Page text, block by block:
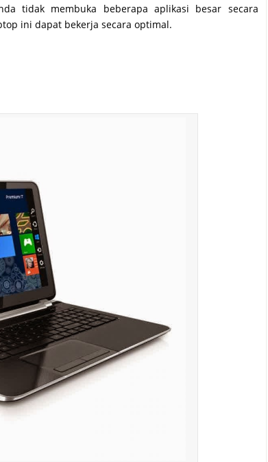
tidak membuka beberapa aplikasi besar secara
ini dapat bekerja secara optimal.